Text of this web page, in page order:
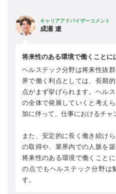
キャリアアドバイザーコメント
成瀬 遼
将来性のある環境で働くことに
ヘルステック分野は将来性抜
界で働く利点としては、長期
点がまず挙げられます。ヘル
の全体で発展していくと考え
加に伴って、仕事におけるチャ
また、安定的に長く働き続け
の取得や、業界内での人脈を
将来性のある環境で働くこと
の点でもヘルステック分野は
す。